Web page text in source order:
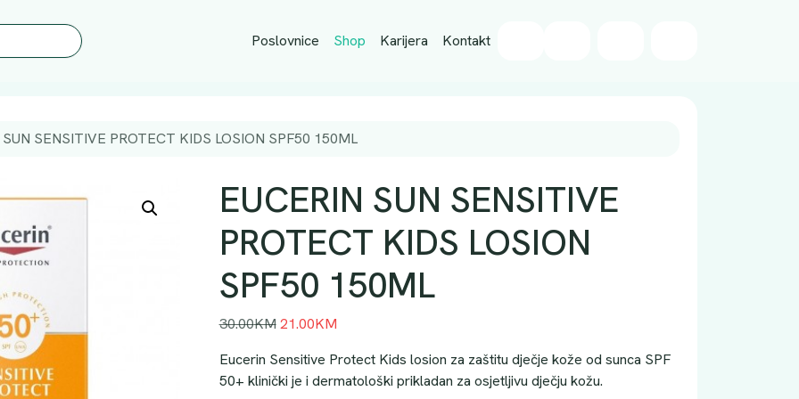
Poslovnice Shop Karijera Kontakt
SUN SENSITIVE PROTECT KIDS LOSION SPF50 150ML
EUCERIN SUN SENSITIVE
PROTECT KIDS LOSION
SPF50 150ML
30.00KM I
v
o
21.00KMT
e
n
Eucerin Sensitive Protect Kids losion za zaštitu dječje kože od sunca SPF
50+ klinički je i dermatološki prikladan za osjetljivu dječju kožu.